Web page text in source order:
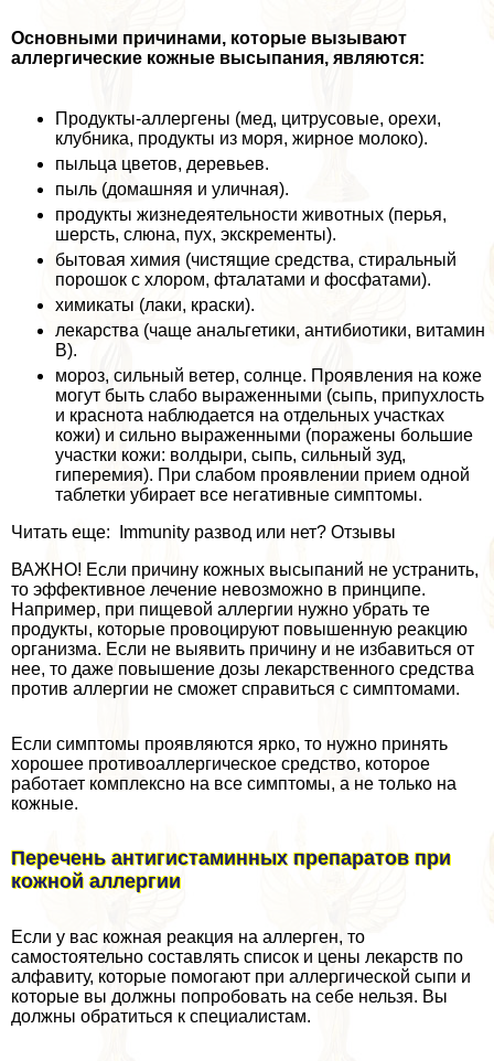
Основными причинами, которые вызывают
аллергические кожные высыпания, являются:
Продукты-аллергены (мед, цитрусовые, орехи,
клубника, продукты из моря, жирное молоко).
пыльца цветов, деревьев.
пыль (домашняя и уличная).
продукты жизнедеятельности животных (перья,
шерсть, слюна, пух, экскременты).
бытовая химия (чистящие средства, стиральный
порошок с хлором, фталатами и фосфатами).
химикаты (лаки, краски).
лекарства (чаще aнaльгетики, антибиотики, витамин
В).
мороз, сильный ветер, солнце. Проявления на коже
могут быть слабо выраженными (сыпь, припухлость
и краснота наблюдается на отдельных участках
кожи) и сильно выраженными (поражены большие
участки кожи: волдыри, сыпь, сильный зуд,
гиперемия). При слабом проявлении прием одной
таблетки убирает все негативные симптомы.
Читать еще: Immunity развод или нет? Отзывы
ВАЖНО! Если причину кожных высыпаний не устранить,
то эффективное лечение невозможно в принципе.
Например, при пищевой аллергии нужно убрать те
продукты, которые провоцируют повышенную реакцию
организма. Если не выявить причину и не избавиться от
нее, то даже повышение дозы лекарственного средства
против аллергии не сможет справиться с симптомами.
Если симптомы проявляются ярко, то нужно принять
хорошее противоаллергическое средство, которое
работает комплексно на все симптомы, а не только на
кожные.
Перечень антигистаминных препаратов при
кожной аллергии
Если у вас кожная реакция на аллерген, то
самостоятельно составлять список и цены лекарств по
алфавиту, которые помогают при аллергической сыпи и
которые вы должны попробовать на себе нельзя. Вы
должны обратиться к специалистам.